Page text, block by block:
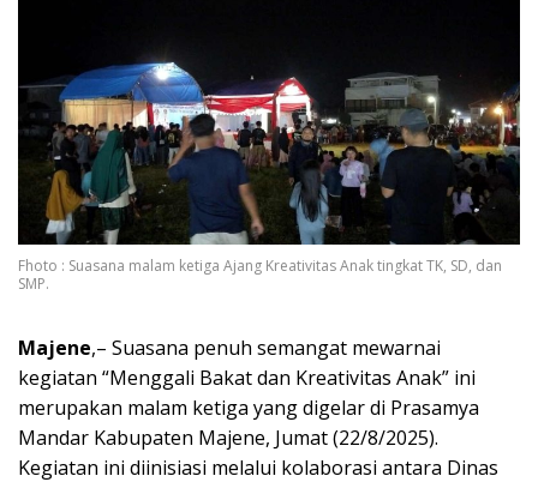
Fhoto : Suasana malam ketiga Ajang Kreativitas Anak tingkat TK, SD, dan
SMP.
Majene,– Suasana penuh semangat mewarnai
kegiatan “Menggali Bakat dan Kreativitas Anak” ini
merupakan malam ketiga yang digelar di Prasamya
Mandar Kabupaten Majene, Jumat (22/8/2025).
Kegiatan ini diinisiasi melalui kolaborasi antara Dinas